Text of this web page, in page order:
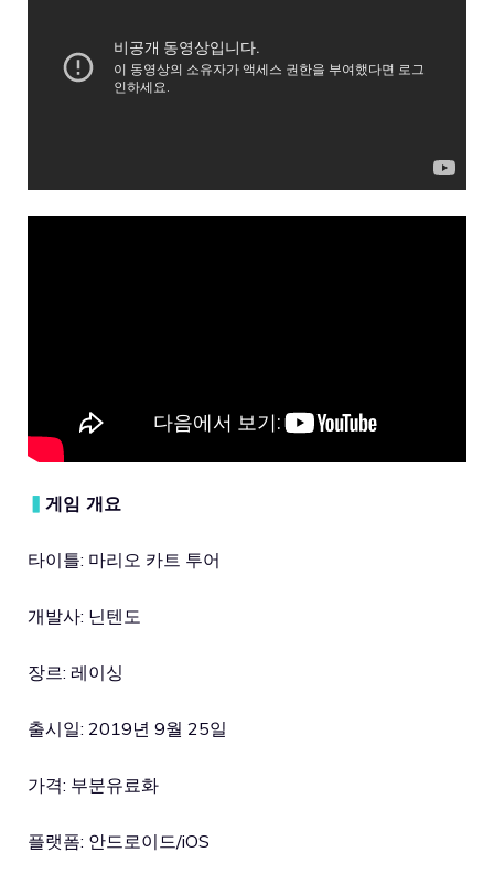
▍ 게임 개요
타이틀: 마리오 카트 투어
개발사: 닌텐도
장르: 레이싱
출시일: 2019년 9월 25일
가격: 부분유료화
플랫폼: 안드로이드/iOS